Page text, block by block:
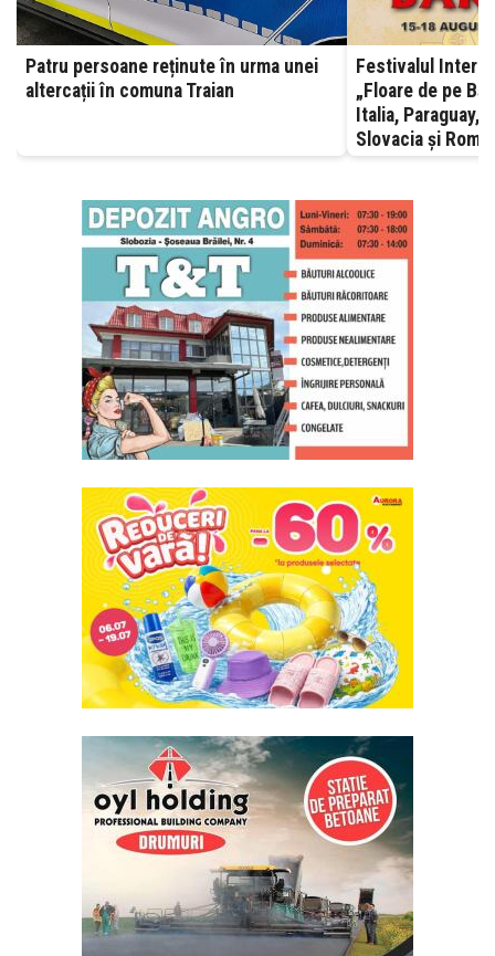
Patru persoane reținute în urma unei
altercații în comuna Traian
Festivalul
„Floare de pe
Italia, Paraguay,
Slovacia și